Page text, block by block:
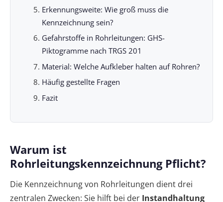
Erkennungsweite: Wie groß muss die
Kennzeichnung sein?
Gefahrstoffe in Rohrleitungen: GHS-
Piktogramme nach TRGS 201
Material: Welche Aufkleber halten auf Rohren?
Häufig gestellte Fragen
Fazit
Warum ist
Rohrleitungskennzeichnung Pflicht?
Die Kennzeichnung von Rohrleitungen dient drei
zentralen Zwecken: Sie hilft bei der Instandhaltung